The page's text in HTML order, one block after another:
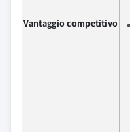
Vantaggio competitivo